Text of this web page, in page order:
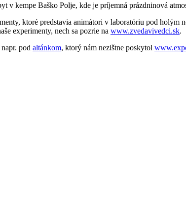
kempe Baško Polje, kde je príjemná prázdninová
ktoré predstavia animátori v laboratóriu pod holým
experimenty, nech sa pozrie na www.zvedavivedci.sk.
pod altánkom, ktorý nám nezištne poskytol